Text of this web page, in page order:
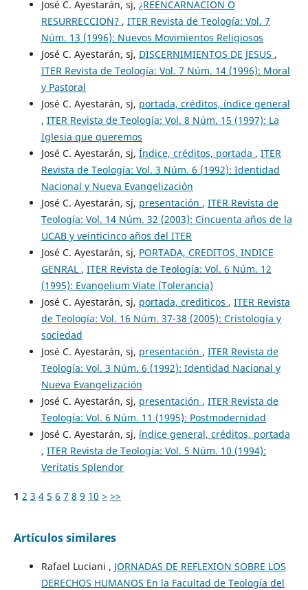
José C. Ayestarán, sj, ¿REENCARNACION O
RESURRECCION? , ITER Revista de Teología: Vol. 7
Núm. 13 (1996): Nuevos Movimientos Religiosos
José C. Ayestarán, sj, DISCERNIMIENTOS DE JESUS ,
ITER Revista de Teología: Vol. 7 Núm. 14 (1996): Moral
y Pastoral
José C. Ayestarán, sj, portada, créditos, índice general
, ITER Revista de Teología: Vol. 8 Núm. 15 (1997): La
Iglesia que queremos
José C. Ayestarán, sj, Índice, créditos, portada , ITER
Revista de Teología: Vol. 3 Núm. 6 (1992): Identidad
Nacional y Nueva Evangelización
José C. Ayestarán, sj, presentación , ITER Revista de
Teología: Vol. 14 Núm. 32 (2003): Cincuenta años de la
UCAB y veinticinco años del ITER
José C. Ayestarán, sj, PORTADA, CREDITOS, INDICE
GENRAL , ITER Revista de Teología: Vol. 6 Núm. 12
(1995): Evangelium Viate (Tolerancia)
José C. Ayestarán, sj, portada, crediticos , ITER Revista
de Teología: Vol. 16 Núm. 37-38 (2005): Cristología y
sociedad
José C. Ayestarán, sj, presentación , ITER Revista de
Teología: Vol. 3 Núm. 6 (1992): Identidad Nacional y
Nueva Evangelización
José C. Ayestarán, sj, presentación , ITER Revista de
Teología: Vol. 6 Núm. 11 (1995): Postmodernidad
José C. Ayestarán, sj, índice general, créditos, portada
, ITER Revista de Teología: Vol. 5 Núm. 10 (1994):
Veritatis Splendor
1 2 3 4 5 6 7 8 9 10 > >>
Artículos similares
Rafael Luciani , JORNADAS DE REFLEXION SOBRE LOS
DERECHOS HUMANOS En la Facultad de Teología del